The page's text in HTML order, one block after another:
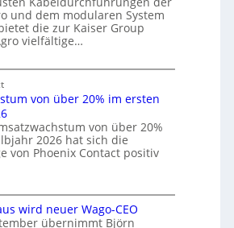
und dem modularen System
die zur Kaiser Group
vielfältige…
von über 20% im ersten
von über 20%
2026 hat sich die
von Phoenix Contact positiv
wird neuer Wago-CEO
übernimmt Björn